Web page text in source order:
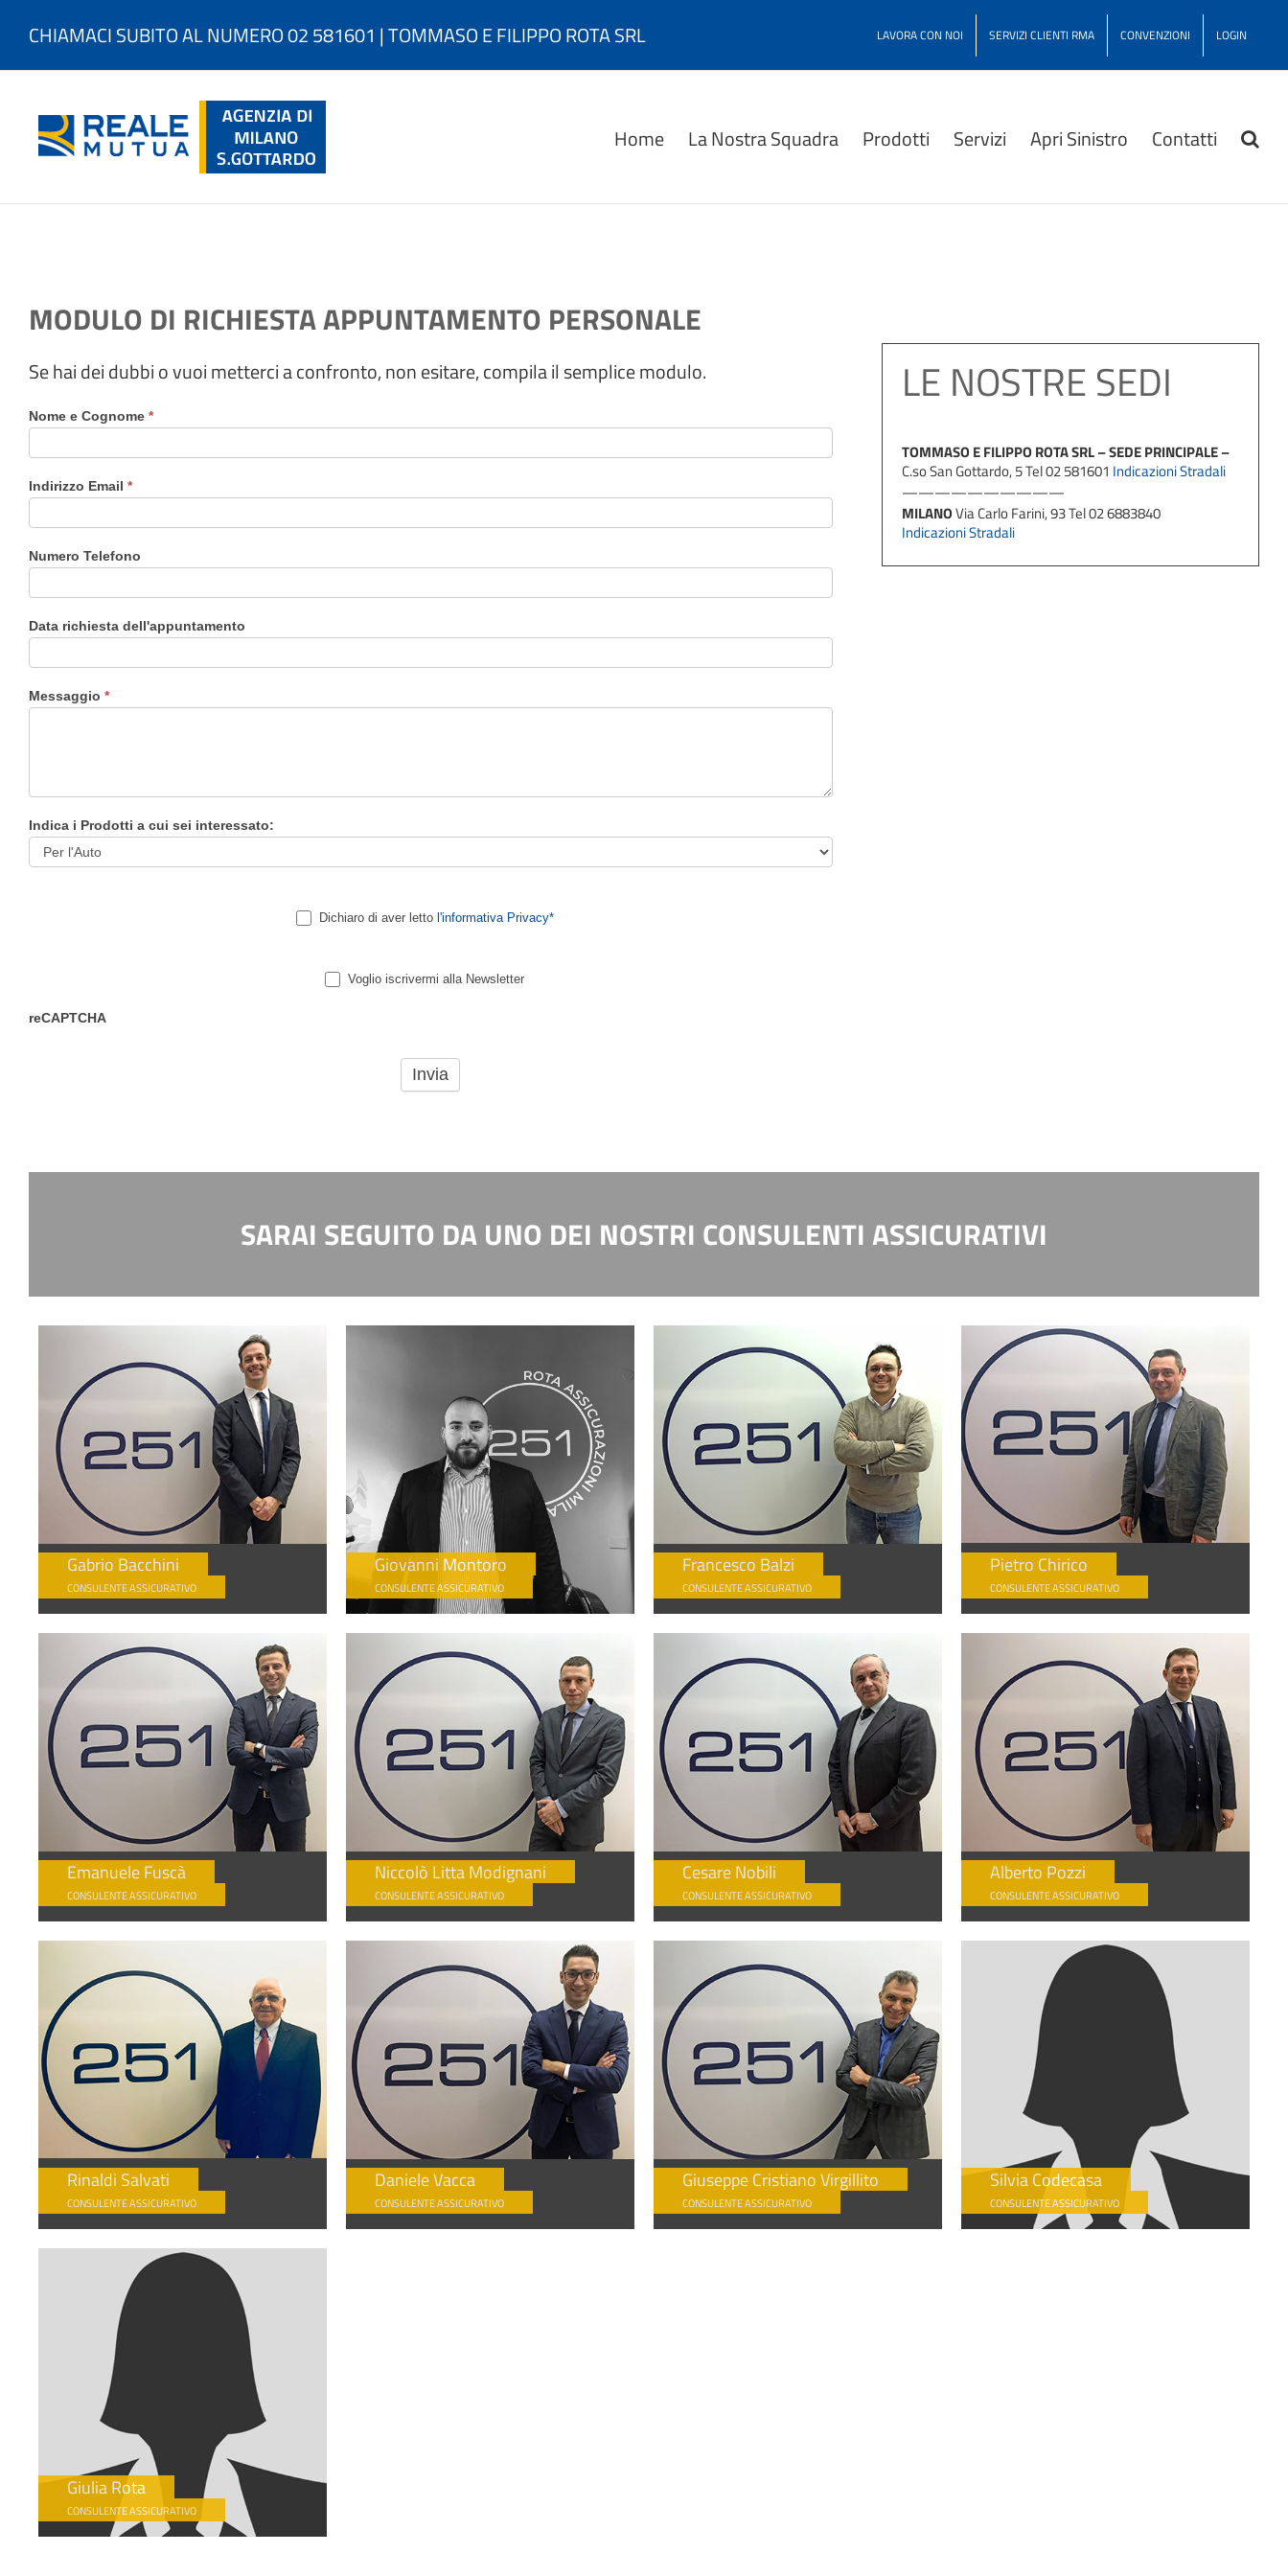
CHIAMACI SUBITO AL NUMERO 02 581601 | TOMMASO E FILIPPO ROTA SRL LAVORA CON NOI SERVIZI CLIENTI RMA CONVENZIONI LOGIN
Home La Nostra Squadra Prodotti Servizi Apri Sinistro Contatti
MODULO DI RICHIESTA APPUNTAMENTO PERSONALE
Se hai dei dubbi o vuoi metterci a confronto, non esitare, compila il semplice modulo.
Nome e Cognome *
Indirizzo Email *
Numero Telefono
Data richiesta dell'appuntamento
Messaggio *
Indica i Prodotti a cui sei interessato:
Dichiaro di aver letto l'informativa Privacy*
Voglio iscrivermi alla Newsletter
reCAPTCHA
LE NOSTRE SEDI
TOMMASO E FILIPPO ROTA SRL – SEDE PRINCIPALE –
C.so San Gottardo, 5 Tel 02 581601 Indicazioni Stradali
——————————
MILANOVia Carlo Farini, 93 Tel 02 6883840
Indicazioni Stradali
SARAI SEGUITO DA UNO DEI NOSTRI CONSULENTI ASSICURATIVI
Gabrio Bacchini
CONSULENTE ASSICURATIVO
Giovanni Montoro
CONSULENTE ASSICURATIVO
Francesco Balzi
CONSULENTE ASSICURATIVO
Pietro Chirico
CONSULENTE ASSICURATIVO
Emanuele Fuscà
CONSULENTE ASSICURATIVO
Niccolò Litta Modignani
CONSULENTE ASSICURATIVO
Cesare Nobili
CONSULENTE ASSICURATIVO
Alberto Pozzi
CONSULENTE ASSICURATIVO
Rinaldi Salvati
CONSULENTE ASSICURATIVO
Daniele Vacca
CONSULENTE ASSICURATIVO
Giuseppe Cristiano Virgillito
CONSULENTE ASSICURATIVO
Silvia Codecasa
CONSULENTE ASSICURATIVO
Giulia Rota
CONSULENTE ASSICURATIVO